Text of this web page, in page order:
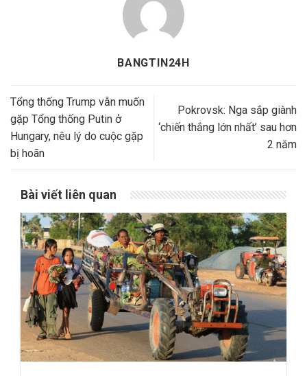
BANGTIN24H
Tổng thống Trump vẫn muốn
gặp Tổng thống Putin ở
Hungary, nêu lý do cuộc gặp
bị hoãn
Pokrovsk: Nga sắp giành
‘chiến thắng lớn nhất’ sau hơn
2 năm
Bài viết liên quan